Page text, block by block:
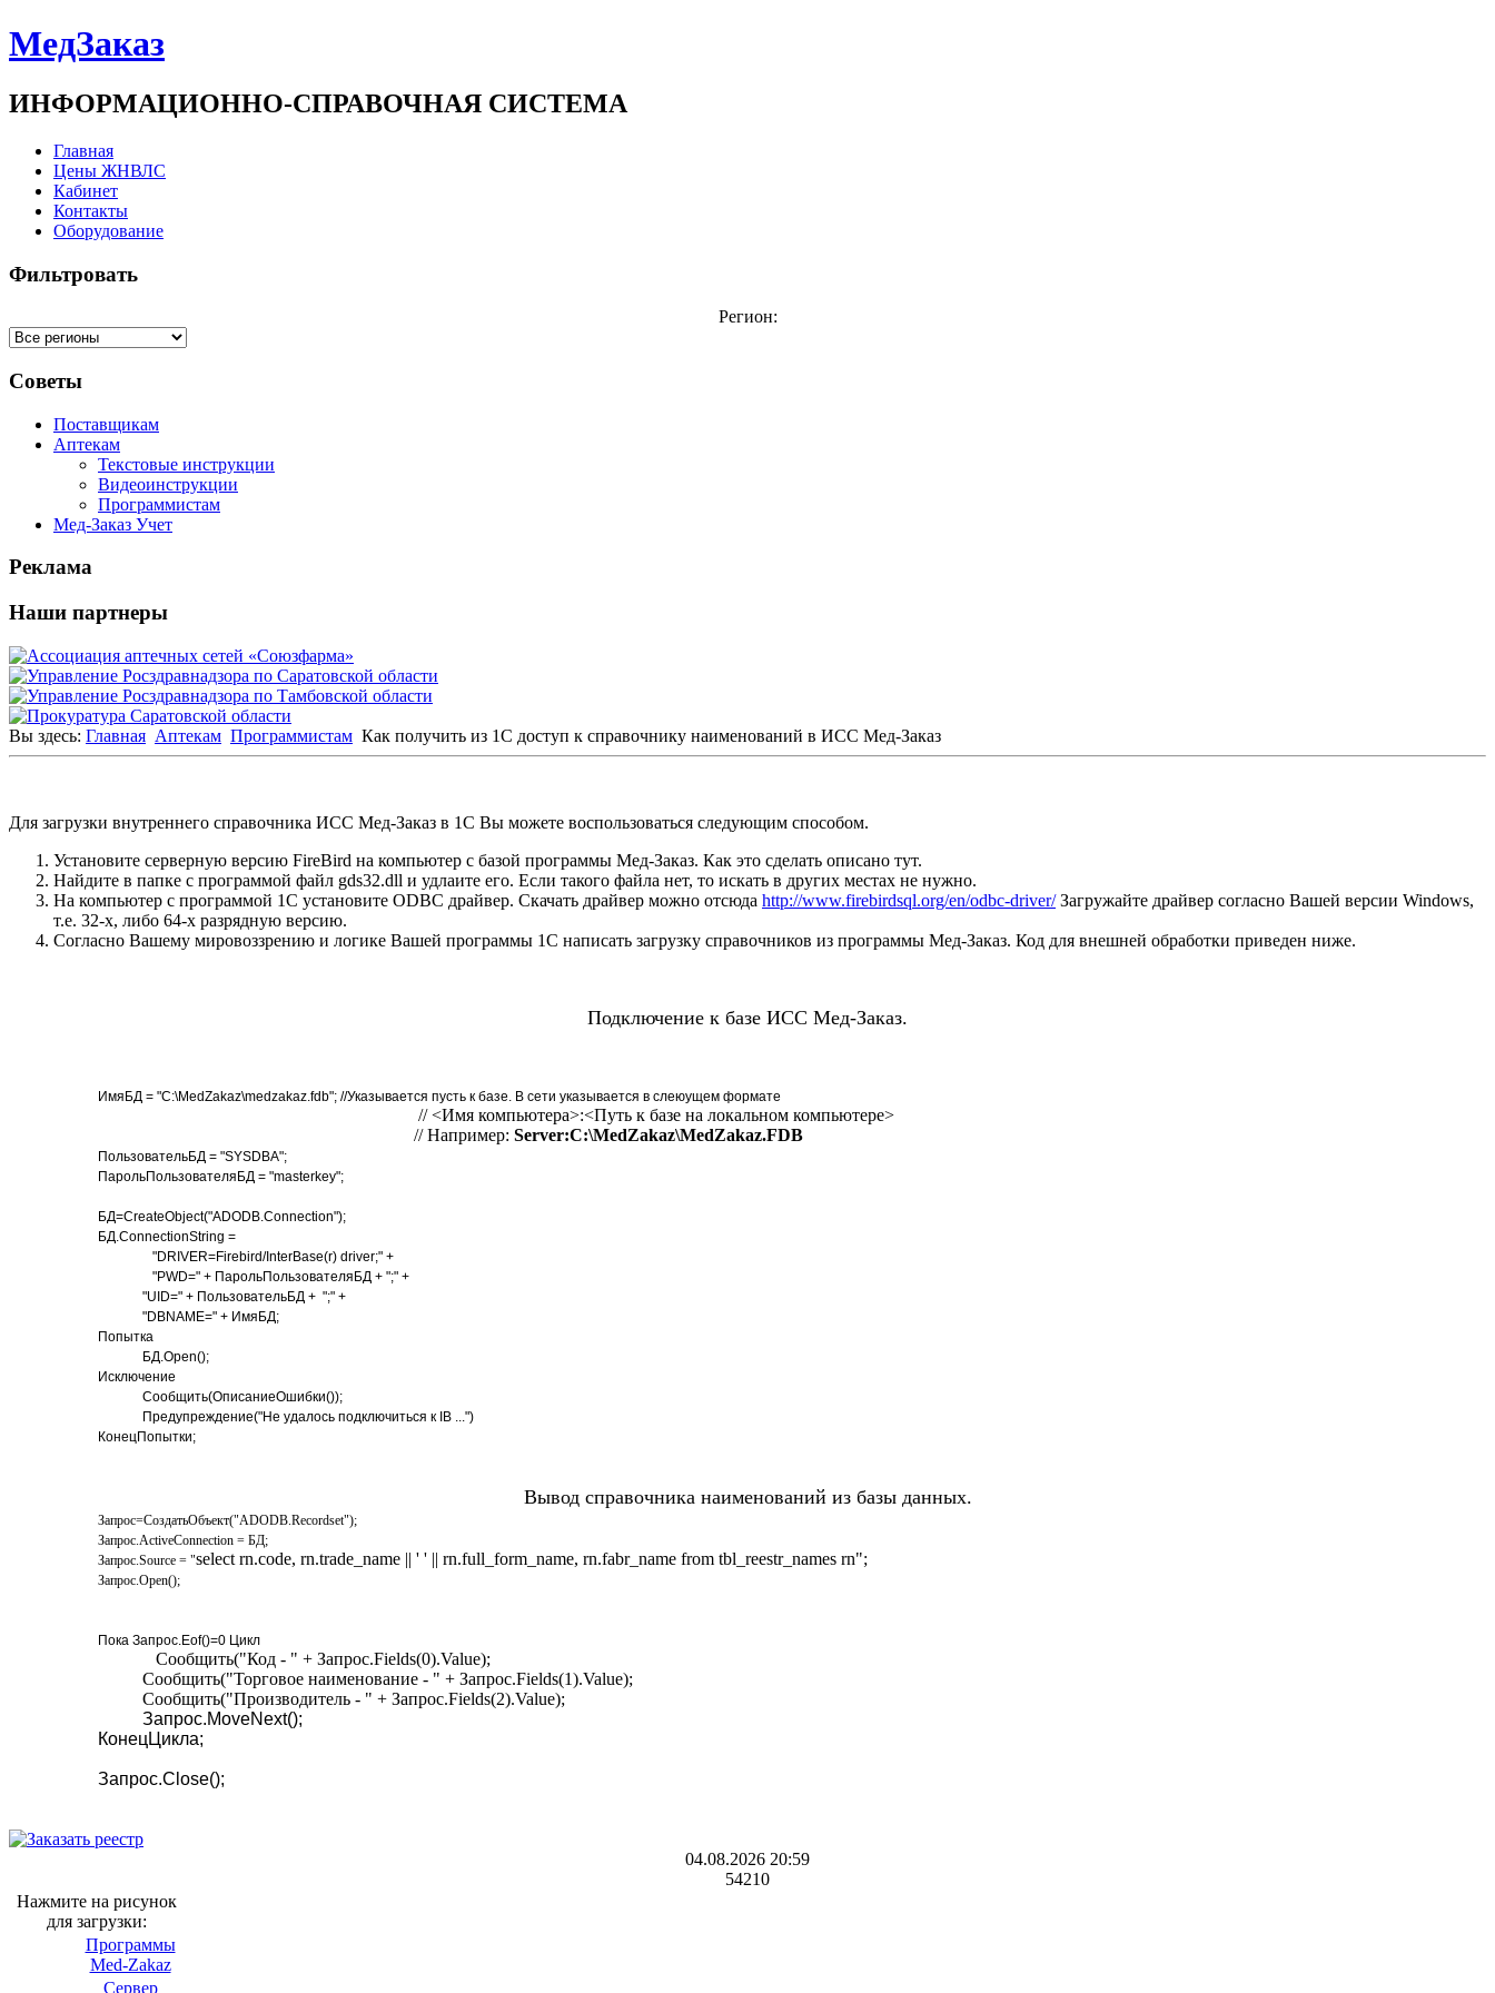
МедЗаказ
ИНФОРМАЦИОННО-СПРАВОЧНАЯ СИСТЕМА
Главная
Цены ЖНВЛС
Кабинет
Контакты
Оборудование
Фильтровать
Регион:
Советы
Поставщикам
Аптекам
Текстовые инструкции
Видеоинструкции
Программистам
Мед-Заказ Учет
Реклама
Наши партнеры
Вы здесь: Главная Аптекам Программистам Как получить из 1С доступ к справочнику наименований в ИСС Мед-Заказ
Для загрузки внутреннего справочника ИСС Мед-Заказ в 1С Вы можете воспользоваться следующим способом.
Установите серверную версию FireBird на компьютер с базой программы Мед-Заказ. Как это сделать описано тут.
Найдите в папке с программой файл gds32.dll и удлаите его. Если такого файла нет, то искать в других местах не нужно.
На компьютер с программой 1С установите ODBC драйвер. Скачать драйвер можно отсюда http://www.firebirdsql.org/en/odbc-driver/Загружайте драйвер согласно Вашей версии Windows,
т.е. 32-х, либо 64-х разрядную версию.
Согласно Вашему мировоззрению и логике Вашей программы 1С написать загрузку справочников из программы Мед-Заказ. Код для внешней обработки приведен ниже.
Подключение к базе ИСС Мед-Заказ.
ИмяБД = "C:\MedZakaz\medzakaz.fdb"; //Указывается пусть к базе. В сети указывается в слеюущем формате
// <Имя компьютера>:<Путь к базе на локальном компьютере>
// Например: Server:C:\MedZakaz\MedZakaz.FDB
ПользовательБД = "SYSDBA";
ПарольПользователяБД = "masterkey";
БД=CreateObject("ADODB.Connection");
БД.ConnectionString =
"DRIVER=Firebird/InterBase(r) driver;" +
"PWD=" + ПарольПользователяБД + ";" +
"UID=" + ПользовательБД + ";" +
"DBNAME=" + ИмяБД;
Попытка
БД.Open();
Исключение
Сообщить(ОписаниеОшибки());
Предупреждение("Не удалось подключиться к IB ...")
КонецПопытки;
Вывод справочника наименований из базы данных.
Запрос=СоздатьОбъект("ADODB.Recordset");
Запрос.ActiveConnection = БД;
Запрос.Source = "select rn.code, rn.trade_name || ' ' || rn.full_form_name, rn.fabr_name from tbl_reestr_names rn";
Запрос.Open();
Пока Запрос.Eof()=0 Цикл
Сообщить("Код - " + Запрос.Fields(0).Value);
Сообщить("Торговое наименование - " + Запрос.Fields(1).Value);
Сообщить("Производитель - " + Запрос.Fields(2).Value);
Запрос.MoveNext();
КонецЦикла;
Запрос.Close();
04.08.2026 20:59
54210
Нажмите на рисунок
для загрузки:
Программы
Med-Zakaz
Сервер